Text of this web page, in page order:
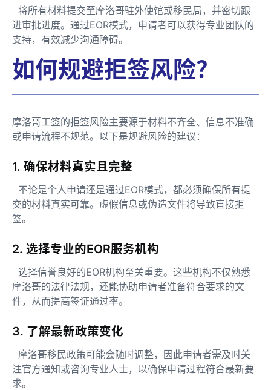
将所有材料提交至摩洛哥驻外使馆或移民局，并密切跟
进审批进度。通过EOR模式，申请者可以获得专业团队的
支持，有效减少沟通障碍。
如何规避拒签风险？
摩洛哥工签的拒签风险主要源于材料不齐全、信息不准确
或申请流程不规范。以下是规避风险的建议：
1. 确保材料真实且完整
不论是个人申请还是通过EOR模式，都必须确保所有提
交的材料真实可靠。虚假信息或伪造文件将导致直接拒
签。
2. 选择专业的EOR服务机构
选择信誉良好的EOR机构至关重要。这些机构不仅熟悉
摩洛哥的法律法规，还能协助申请者准备符合要求的文
件，从而提高签证通过率。
3. 了解最新政策变化
摩洛哥移民政策可能会随时调整，因此申请者需及时关
注官方通知或咨询专业人士，以确保申请过程符合最新要
求。